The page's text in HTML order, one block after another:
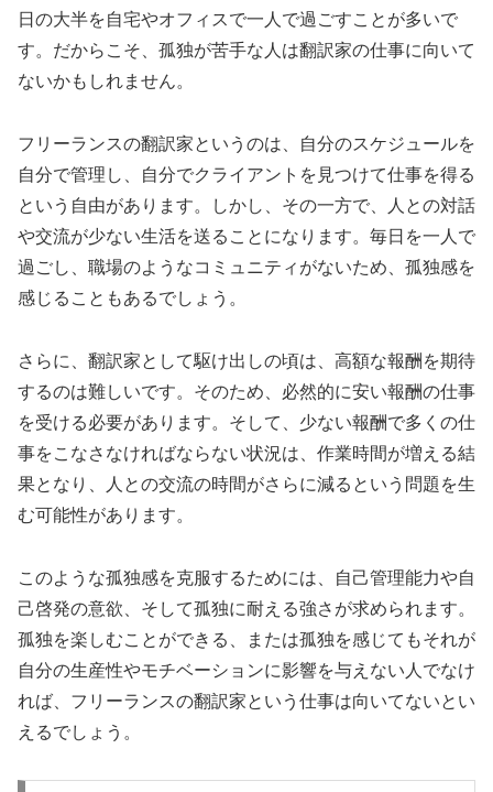
日の大半を自宅やオフィスで一人で過ごすことが多いで
す。だからこそ、孤独が苦手な人は翻訳家の仕事に向いて
ないかもしれません。
フリーランスの翻訳家というのは、自分のスケジュールを
自分で管理し、自分でクライアントを見つけて仕事を得る
という自由があります。しかし、その一方で、人との対話
や交流が少ない生活を送ることになります。毎日を一人で
過ごし、職場のようなコミュニティがないため、孤独感を
感じることもあるでしょう。
さらに、翻訳家として駆け出しの頃は、高額な報酬を期待
するのは難しいです。そのため、必然的に安い報酬の仕事
を受ける必要があります。そして、少ない報酬で多くの仕
事をこなさなければならない状況は、作業時間が増える結
果となり、人との交流の時間がさらに減るという問題を生
む可能性があります。
このような孤独感を克服するためには、自己管理能力や自
己啓発の意欲、そして孤独に耐える強さが求められます。
孤独を楽しむことができる、または孤独を感じてもそれが
自分の生産性やモチベーションに影響を与えない人でなけ
れば、フリーランスの翻訳家という仕事は向いてないとい
えるでしょう。